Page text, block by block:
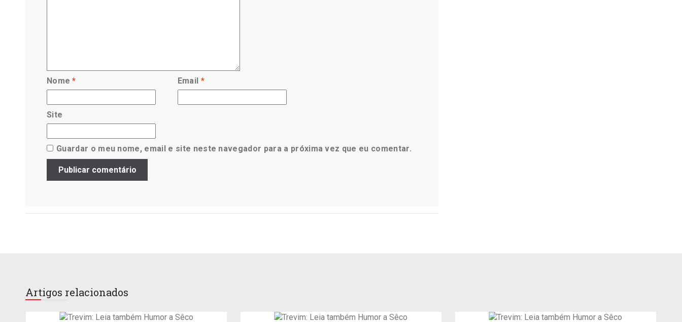
Nome* Email *
Site
Guardar o meu nome, email e site neste navegador para a próxima vez que eu comentar.
Artigos relacionados